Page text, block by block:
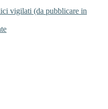
vigilati (da pubblicare in